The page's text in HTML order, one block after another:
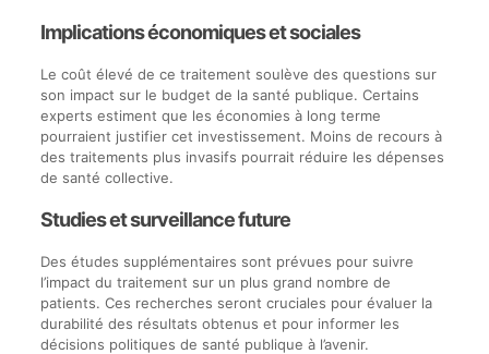
Implications économiques et sociales
Le coût élevé de ce traitement soulève des questions sur
son impact sur le budget de la santé publique. Certains
experts estiment que les économies à long terme
pourraient justifier cet investissement. Moins de recours à
des traitements plus invasifs pourrait réduire les dépenses
de santé collective.
Studies et surveillance future
Des études supplémentaires sont prévues pour suivre
l’impact du traitement sur un plus grand nombre de
patients. Ces recherches seront cruciales pour évaluer la
durabilité des résultats obtenus et pour informer les
décisions politiques de santé publique à l’avenir.